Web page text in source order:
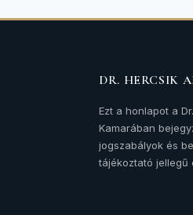
DR. HERCSIK
Ezt a honlapot a
Kamarában
jogszabályok és
tájékoztató jellegű